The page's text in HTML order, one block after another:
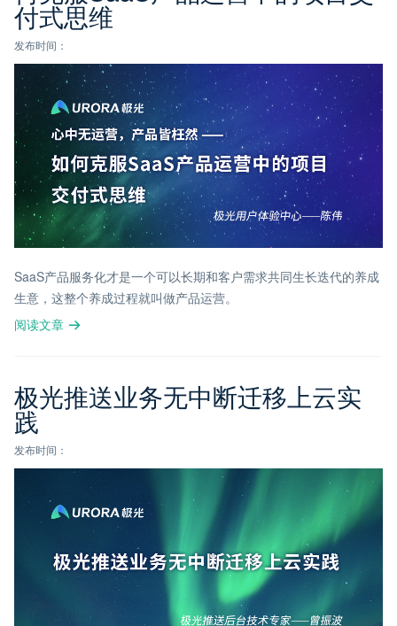
付式思维
发布时间：
SaaS产品服务化才是一个可以长期和客户需求共同生长迭代的养成
生意，这整个养成过程就叫做产品运营。
阅读文章
极光推送业务无中断迁移上云实
践
发布时间：